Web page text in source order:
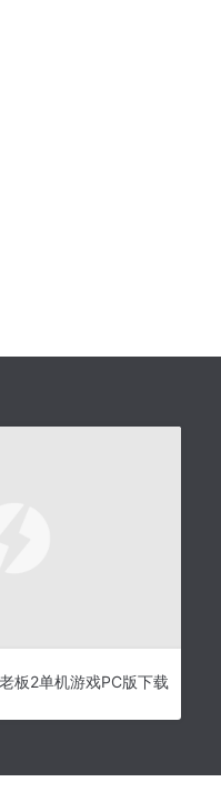
板2单机游戏PC版下载